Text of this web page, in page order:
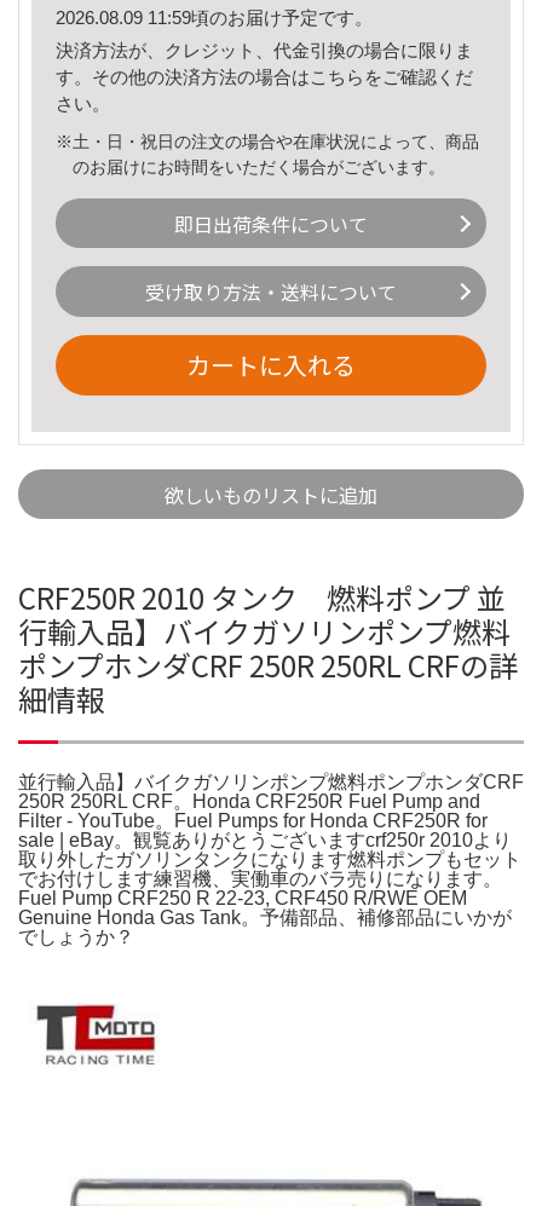
2026.08.09 11:59頃のお届け予定です。
決済方法が、クレジット、代金引換の場合に限りま
す。その他の決済方法の場合はこちら をご確認くだ
さい。
※土・日・祝日の注文の場合や在庫状況によって、商品
のお届けにお時間をいただく場合がございます。
即日出荷条件について
受け取り方法・送料について
カートに入れる
欲しいものリストに追加
CRF250R 2010 タンク 燃料ポンプ 並
行輸入品】バイクガソリンポンプ燃料
ポンプホンダCRF 250R 250RL CRFの詳
細情報
並行輸入品】バイクガソリンポンプ燃料ポンプホンダCRF
250R 250RL CRF。Honda CRF250R Fuel Pump and
Filter - YouTube。Fuel Pumps for Honda CRF250R for
sale | eBay。観覧ありがとうございますcrf250r 2010より
取り外したガソリンタンクになります燃料ポンプもセット
でお付けします練習機、実働車のバラ売りになります。
Fuel Pump CRF250 R 22-23, CRF450 R/RWE OEM
Genuine Honda Gas Tank。予備部品、補修部品にいかが
でしょうか？